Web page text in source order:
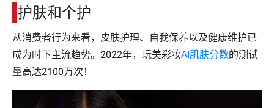
护肤和个护
从消费者行为来看，皮肤护理、自我保养以及健康维护已
成为时下主流趋势。2022年，玩美彩妆AI肌肤分数的测试
量高达2100万次！